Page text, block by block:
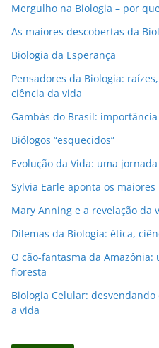
Mergulho na Biologia – por
As maiores descobertas da
Biologia da Esperança
Pensadores da Biologia:
ciência da vida
Gambás do Brasil:
Biólogos “esquecidos”
Evolução da Vida: uma
Sylvia Earle aponta os
Mary Anning e a revelação da
Dilemas da Biologia: ética,
O cão-fantasma da
floresta
Biologia Celular:
a vida